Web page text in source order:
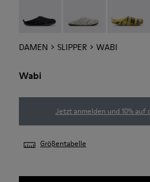
DAMEN SLIPPER WABI
Wabi
Jetzt anmelden und 10% auf
Größentabelle